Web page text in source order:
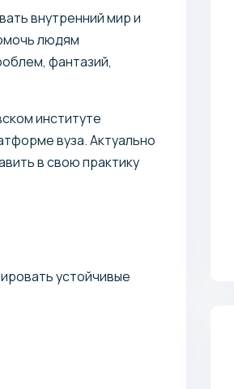
внутренний мир и
людям
фантазий,
институте
вуза. Актуально
в свою практику
устойчивые